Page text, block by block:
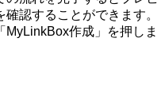
認することができます。
作成」を押しま